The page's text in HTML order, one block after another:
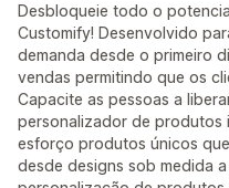
Desbloqueie todo o
Customify! Desenvolvido
demanda desde o primeiro
vendas permitindo que os
Capacite as pessoas a
personalizador de produtos
esforço produtos únicos
desde designs sob medida